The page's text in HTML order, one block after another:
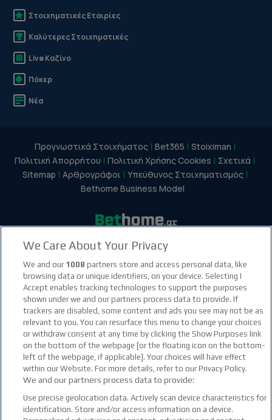
Στοιχηματικές Εταιρίες
Καλύτερες Στοιχηματικές
Live Καζίνο
Πόκερ
Νέα
Προγνωστικά Στοιχήματος Bet365
Stoiximan
Πολιτική Απορρήτου
Πολιτική Χρήσης Cookies
Σχετικά
Sitemap
Αρθρογράφοι
Υπεύθυνος Στοιχηματισμός
Bethome Business Model
We Care About Your Privacy
We and our 1008 partners store and access personal data, like
browsing data or unique identifiers, on your device. Selecting I
Accept enables tracking technologies to support the purposes
shown under we and our partners process data to provide. If
trackers are disabled, some content and ads you see may not be as
relevant to you. You can resurface this menu to change your choices
or withdraw consent at any time by clicking the Show Purposes link
on the bottom of the webpage [or the floating icon on the bottom-
left of the webpage, if applicable]. Your choices will have effect
within our Website. For more details, refer to our Privacy Policy.
We and our partners process data to provide:
Use precise geolocation data. Actively scan device characteristics for
identification. Store and/or access information on a device.